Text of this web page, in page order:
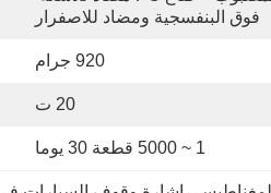
فوق البنفسجية ومضاد للاصفرار
920 جرام
20 ت
1 ~ 5000 قطعة 30 يوما